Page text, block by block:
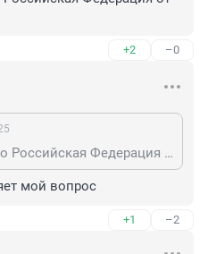
+2 –0
Ростовская область это Российская Федерация от самого её основания.
мой вопрос
+1 –2